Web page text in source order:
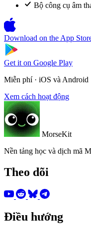
Bộ công cụ âm
Download on the App
Get it on Google Play
Miễn phí · iOS và Android
Xem cách hoạt động
MorseKit
Nền tảng học và dịch mã
Theo dõi
Điều hướng